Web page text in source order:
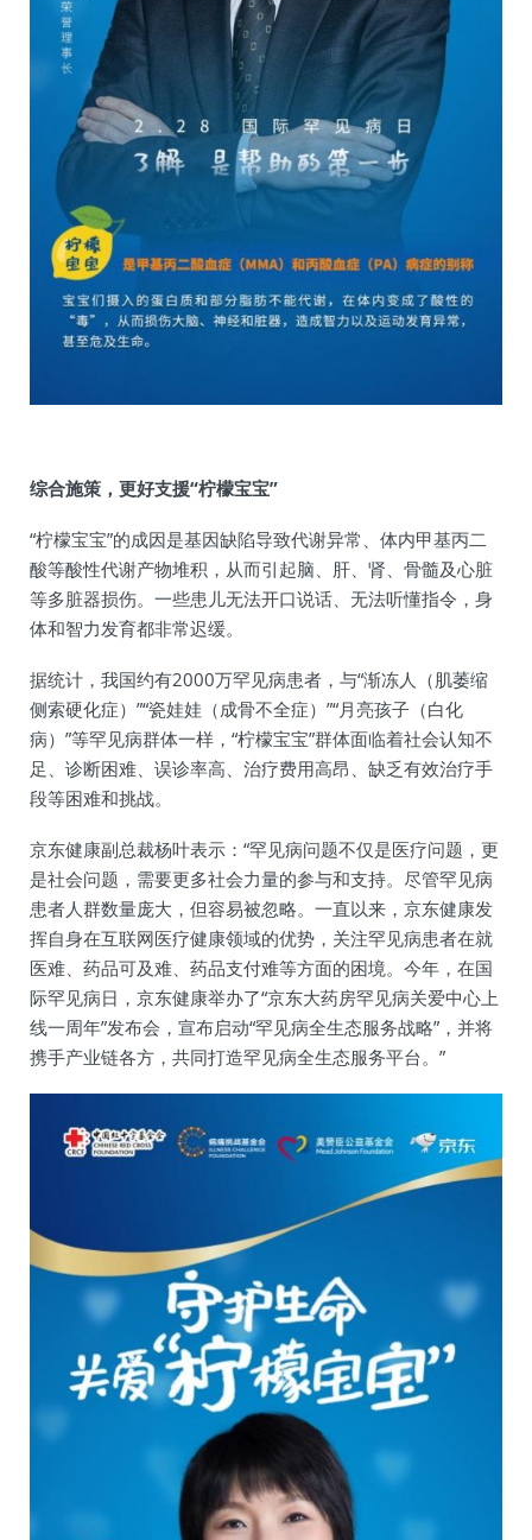
综合施策，更好支援“柠檬宝宝”
“柠檬宝宝”的成因是基因缺陷导致代谢异常、体内甲基丙二
酸等酸性代谢产物堆积，从而引起脑、肝、肾、骨髓及心脏
等多脏器损伤。一些患儿无法开口说话、无法听懂指令，身
体和智力发育都非常迟缓。
据统计，我国约有2000万罕见病患者，与“渐冻人（肌萎缩
侧索硬化症）”“瓷娃娃（成骨不全症）”“月亮孩子（白化
病）”等罕见病群体一样，“柠檬宝宝”群体面临着社会认知不
足、诊断困难、误诊率高、治疗费用高昂、缺乏有效治疗手
段等困难和挑战。
京东健康副总裁杨叶表示：“罕见病问题不仅是医疗问题，更
是社会问题，需要更多社会力量的参与和支持。尽管罕见病
患者人群数量庞大，但容易被忽略。一直以来，京东健康发
挥自身在互联网医疗健康领域的优势，关注罕见病患者在就
医难、药品可及难、药品支付难等方面的困境。今年，在国
际罕见病日，京东健康举办了“京东大药房罕见病关爱中心上
线一周年”发布会，宣布启动“罕见病全生态服务战略”，并将
携手产业链各方，共同打造罕见病全生态服务平台。”